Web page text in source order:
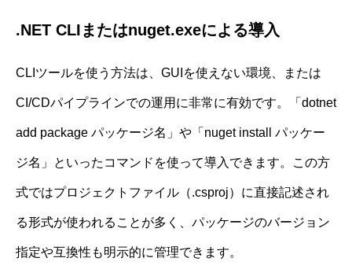
.NET CLIまたはnuget.exeによる導入
CLIツールを使う方法は、GUIを使えない環境、または
CI/CDパイプラインでの運用に非常に有効です。「dotnet
add package パッケージ名」や「nuget install パッケー
ジ名」といったコマンドを使って導入できます。この方
式ではプロジェクトファイル（.csproj）に直接記述され
る形式が使われることが多く、パッケージのバージョン
指定や互換性も明示的に管理できます。